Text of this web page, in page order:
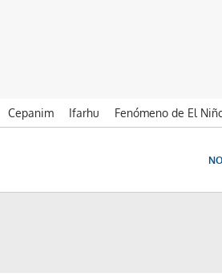
Cepanim Ifarhu Fenómeno de El